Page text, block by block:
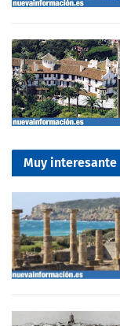
Muy interesante